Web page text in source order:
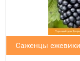
Саженцы ежевики